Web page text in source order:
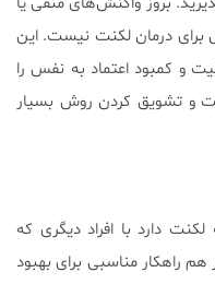
برای درمان لکنت نیست. این
و کمبود اعتماد به نفس را
و تشویق کردن روش بسیار
دارد با افراد دیگری که
هم راهکار مناسبی برای بهبود